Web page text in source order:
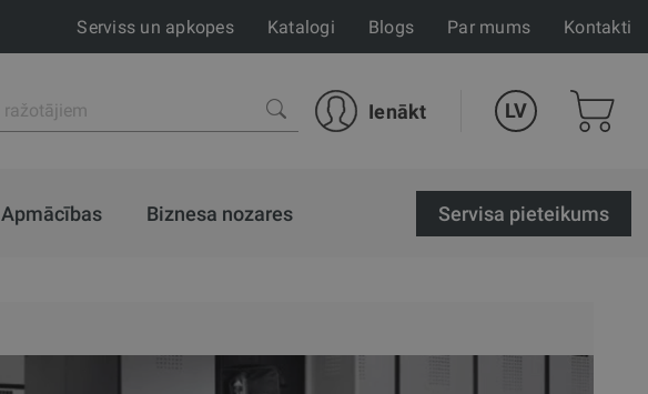
Serviss un apkopes Katalogi Blogs Par mums Kontakti
Ienākt LV
Apmācības Biznesa nozares Servisa pieteikums